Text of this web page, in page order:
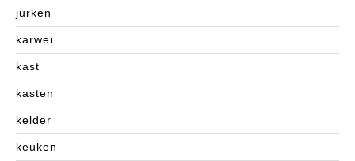
jurken
karwei
kast
kasten
kelder
keuken